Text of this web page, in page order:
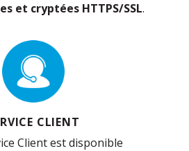
et cryptées HTTPS/SSL.
CLIENT
Client est disponible